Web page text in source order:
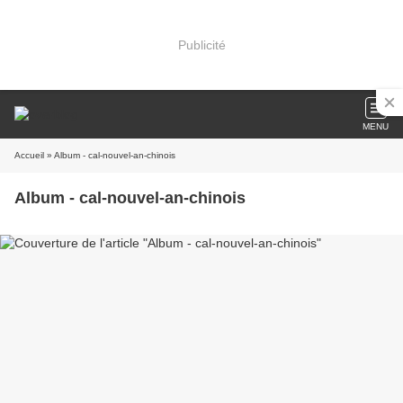
Publicité
MENU
Accueil » Album - cal-nouvel-an-chinois
Album - cal-nouvel-an-chinois